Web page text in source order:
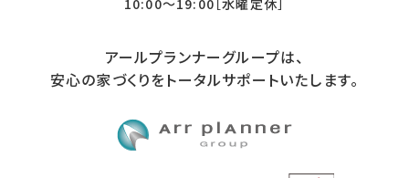
アールプランナーグループは、
安心の家づくりをトータルサポートいたします。